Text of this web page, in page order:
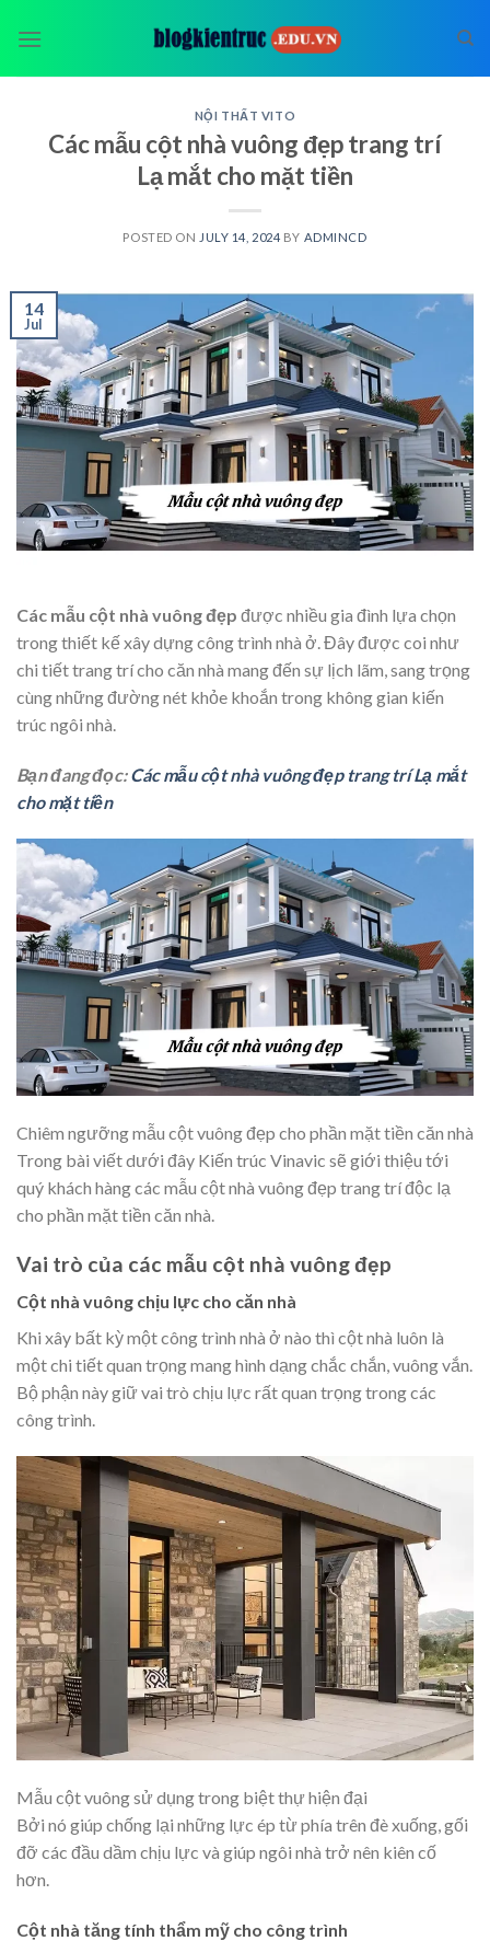
NỘI THẤT VITO
Các mẫu cột nhà vuông đẹp trang trí
Lạ mắt cho mặt tiền
POSTED ON JULY 14, 2024 BY ADMINCD
14
Jul
Các mẫu cột nhà vuông đẹp được nhiều gia đình lựa chọn
trong thiết kế xây dựng công trình nhà ở. Đây được coi như
chi tiết trang trí cho căn nhà mang đến sự lịch lãm, sang trọng
cùng những đường nét khỏe khoắn trong không gian kiến
trúc ngôi nhà.
Bạn đang đọc:Các mẫu cột nhà vuông đẹp trang trí Lạ mắt
cho mặt tiền
Chiêm ngưỡng mẫu cột vuông đẹp cho phần mặt tiền căn nhà
Trong bài viết dưới đây Kiến trúc Vinavic sẽ giới thiệu tới
quý khách hàng các mẫu cột nhà vuông đẹp trang trí độc lạ
cho phần mặt tiền căn nhà.
Vai trò của các mẫu cột nhà vuông đẹp
Cột nhà vuông chịu lực cho căn nhà
Khi xây bất kỳ một công trình nhà ở nào thì cột nhà luôn là
một chi tiết quan trọng mang hình dạng chắc chắn, vuông vắn.
Bộ phận này giữ vai trò chịu lực rất quan trọng trong các
công trình.
Mẫu cột vuông sử dụng trong biệt thự hiện đại
Bởi nó giúp chống lại những lực ép từ phía trên đè xuống, gối
đỡ các đầu dầm chịu lực và giúp ngôi nhà trở nên kiên cố
hơn.
Cột nhà tăng tính thẩm mỹ cho công trình